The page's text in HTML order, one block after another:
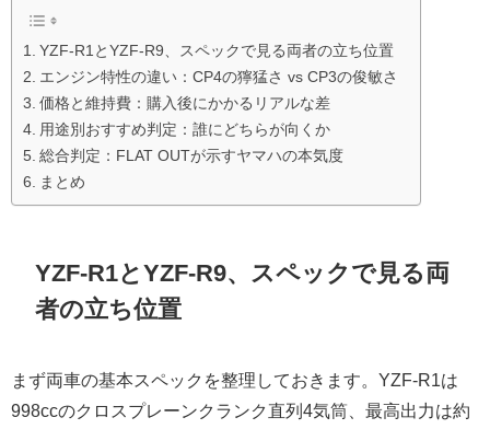
YZF-R1とYZF-R9、スペックで見る両者の立ち位置
エンジン特性の違い：CP4の獰猛さ vs CP3の俊敏さ
価格と維持費：購入後にかかるリアルな差
用途別おすすめ判定：誰にどちらが向くか
総合判定：FLAT OUTが示すヤマハの本気度
まとめ
YZF-R1とYZF-R9、スペックで見る両
者の立ち位置
まず両車の基本スペックを整理しておきます。YZF-R1は
998ccのクロスプレーンクランク直列4気筒、最高出力は約